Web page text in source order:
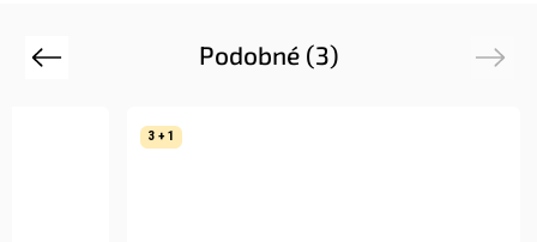
Podobné (3)
Previous
3 + 1
Next